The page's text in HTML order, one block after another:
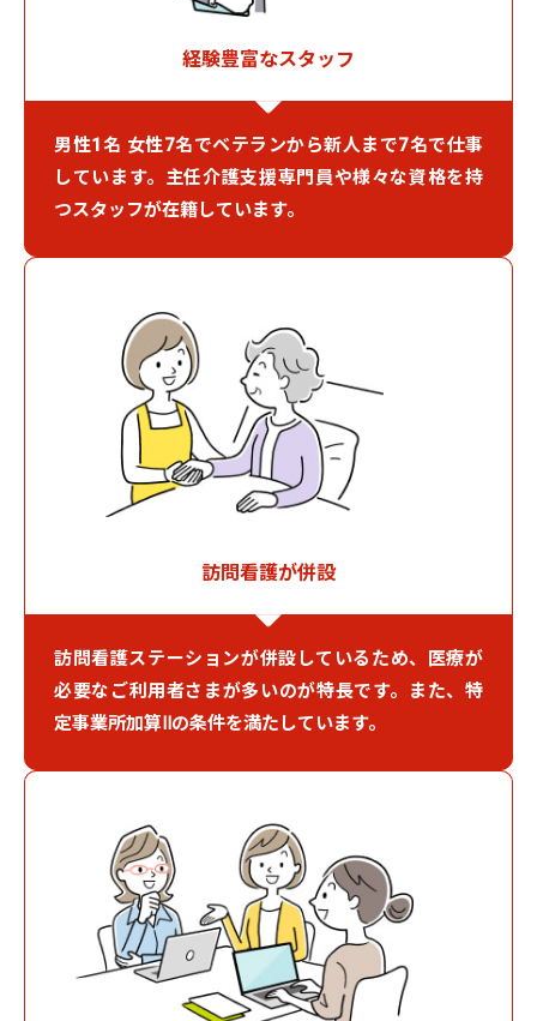
経験豊富なスタッフ
男性1名 女性7名でベテランから新人まで7名で仕事
しています。主任介護支援専門員や様々な資格を持
つスタッフが在籍しています。
訪問看護が併設
訪問看護ステーションが併設しているため、医療が
必要なご利用者さまが多いのが特長です。また、特
定事業所加算Ⅱの条件を満たしています。